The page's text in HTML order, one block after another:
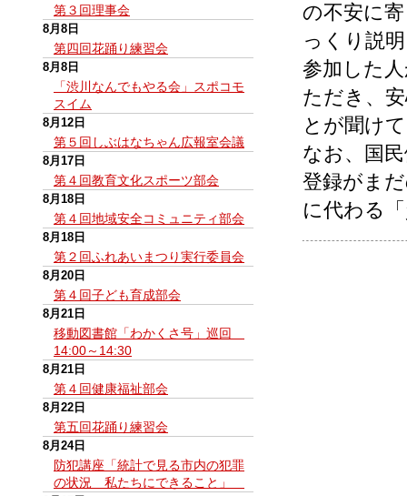
第３回理事会
8月8日
第四回花踊り練習会
8月8日
「渋川なんでもやる会」スポコモ
スイム
8月12日
第５回しぶはなちゃん広報室会議
8月17日
第４回教育文化スポーツ部会
8月18日
第４回地域安全コミュニティ部会
8月18日
第２回ふれあいまつり実行委員会
8月20日
第４回子ども育成部会
8月21日
移動図書館「わかくさ号」巡回
14:00～14:30
8月21日
第４回健康福祉部会
8月22日
第五回花踊り練習会
8月24日
防犯講座「統計で見る市内の犯罪
の状況 私たちにできること」
の不安に
っくり説
参加した
ただき、
とが聞け
なお、国
登録がま
に代わる